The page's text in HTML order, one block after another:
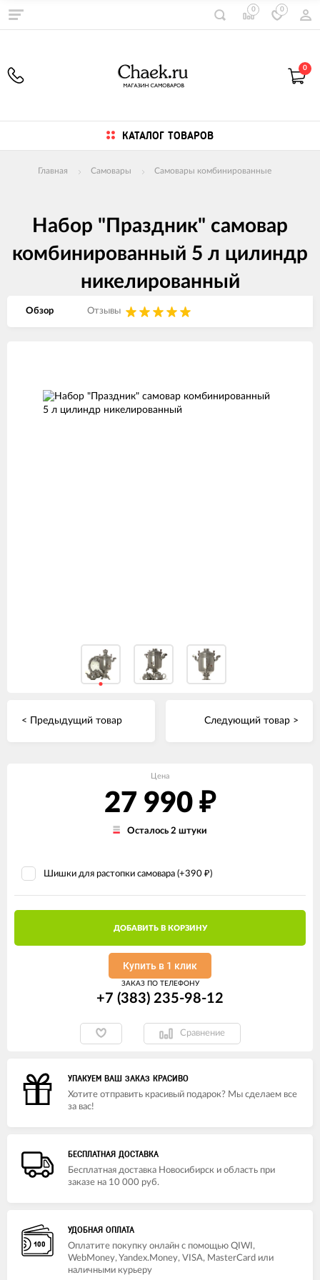
0 0
0
КАТАЛОГ ТОВАРОВ
Главная Самовары Самовары комбинированные
Набор "Праздник" самовар
комбинированный 5 л цилиндр
никелированный
Обзор Отзывы
< Предыдущий товар Следующий товар >
Цена
27 990 ₽
Осталось 2 штуки
Шишки для растопки самовара (+390 ₽)
ДОБАВИТЬ В КОРЗИНУ
Купить в 1 клик
ЗАКАЗ ПО ТЕЛЕФОНУ
+7 (383) 235-98-12
Сравнение
УПАКУЕМ ВАШ ЗАКАЗ КРАСИВО
Хотите отправить красивый подарок? Мы сделаем все
за вас!
БЕСПЛАТНАЯ ДОСТАВКА
Бесплатная доставка Новосибирск и область при
заказе на 10 000 руб.
УДОБНАЯ ОПЛАТА
Оплатите покупку онлайн с помощью QIWI,
WebMoney, Yandex.Money, VISA, MasterCard или
наличными курьеру